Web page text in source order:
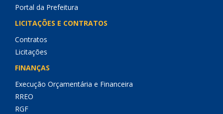
Portal da Prefeitura
LICITAÇÕES E CONTRATOS
Contratos
Licitações
FINANÇAS
Execução Orçamentária e Financeira
RREO
RGF